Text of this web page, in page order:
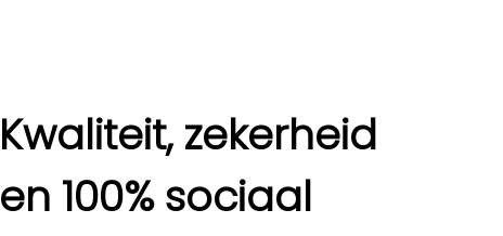
Kwaliteit, zekerheid
en 100% sociaal